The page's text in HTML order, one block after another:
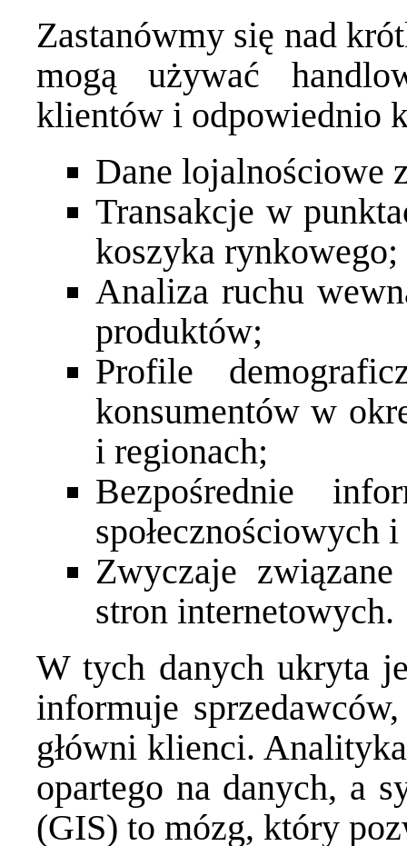
Zastanówmy się nad
mogą używać
klientów i odpowiednio
Dane lojalnościowe
Transakcje w
koszyka rynkowego;
Analiza ruchu
produktów;
Profile
konsumentów w
i regionach;
Bezpośrednie
społecznościowych
Zwyczaje
stron internetowych.
W tych danych ukryta
informuje
główni klienci.
opartego na danych, a
(GIS) to mózg, który